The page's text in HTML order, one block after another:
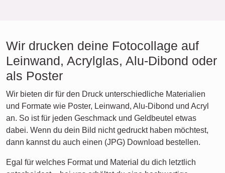
Wir drucken deine Fotocollage auf
Leinwand, Acrylglas, Alu-Dibond oder
als Poster
Wir bieten dir für den Druck unterschiedliche Materialien
und Formate wie Poster, Leinwand, Alu-Dibond und Acryl
an. So ist für jeden Geschmack und Geldbeutel etwas
dabei. Wenn du dein Bild nicht gedruckt haben möchtest,
dann kannst du auch einen (JPG) Download bestellen.
Egal für welches Format und Material du dich letztlich